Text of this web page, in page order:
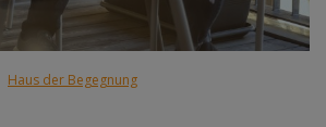
Haus der Begegnung